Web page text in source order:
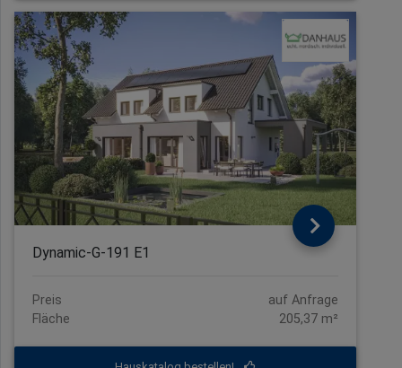
Dynamic-G-191 E1
Preis
auf Anfrage
Fläche
205,37 m²